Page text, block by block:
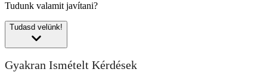
Tudunk valamit javítani?
Tudasd velünk!
Gyakran Ismételt Kérdések